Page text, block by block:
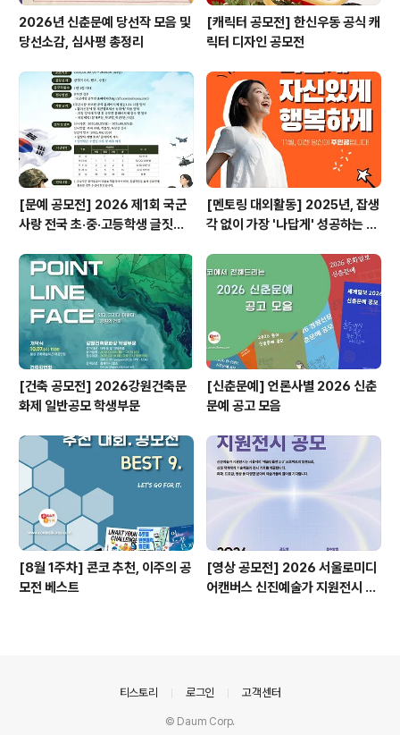
2026년 신춘문예 당선작 모음 및
당선소감, 심사평 총정리
[캐릭터 공모전] 한신우동 공식 캐
릭터 디자인 공모전
[문예 공모전] 2026 제1회 국군
사랑 전국 초·중·고등학생 글짓기
[멘토링 대외활동] 2025년, 잡생
각 없이 가장 '나답게' 성공하는 법
[건축 공모전] 2026강원건축문
화제 일반공모 학생부문
[신춘문예] 언론사별 2026 신춘
문예 공고 모음
[8월 1주차] 콘코 추천, 이주의 공
모전 베스트
[영상 공모전] 2026 서울로미디
어캔버스 신진예술가 지원전시 공
티스토리 로그인 고객센터
© Daum Corp.